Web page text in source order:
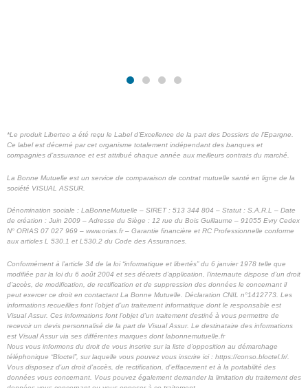
*Le produit Liberteo a été reçu le Label d’Excellence de la part des Dossiers de l’Epargne.
Ce label est décerné par cet organisme totalement indépendant des banques et
compagnies d’assurance et est attribué chaque année aux meilleurs contrats du marché.
La Bonne Mutuelle est un service de comparaison de contrat mutuelle santé en ligne de la
société VISUAL ASSUR.
Dénomination sociale : LaBonneMutuelle – SIRET : 513 344 804 – Statut : S.A.R.L – Date
de création : Juin 2009 – Adresse du Siège : 12 rue du Bois Guillaume – 91055 Evry Cedex
N° ORIAS 07 027 969 – www.orias.fr – Garantie financière et RC Professionnelle conforme
aux articles L 530.1 et L530.2 du Code des Assurances.
Conformément à l’article 34 de la loi “informatique et libertés” du 6 janvier 1978 telle que
modifiée par la loi du 6 août 2004 et ses décrets d’application, l’internaute dispose d’un droit
d’accès, de modification, de rectification et de suppression des données le concernant il
peut exercer ce droit en contactant La Bonne Mutuelle. Déclaration CNIL n°1412773. Les
informations recueillies font l’objet d’un traitement informatique dont le responsable est
Visual Assur. Ces informations font l’objet d’un traitement destiné à vous permettre de
recevoir un devis personnalisé de la part de Visual Assur. Le destinataire des informations
est Visual Assur via ses différentes marques dont labonnemutuelle.fr
Nous vous informons du droit de vous inscrire sur la liste d’opposition au démarchage
téléphonique “Bloctel”, sur laquelle vous pouvez vous inscrire ici : https://conso.bloctel.fr/.
Vous disposez d’un droit d’accès, de rectification, d’effacement et à la portabilité des
données vous concernant. Vous pouvez également demander la limitation du traitement des